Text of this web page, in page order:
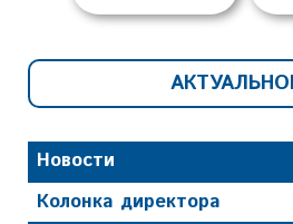
Новости
Колонка директора